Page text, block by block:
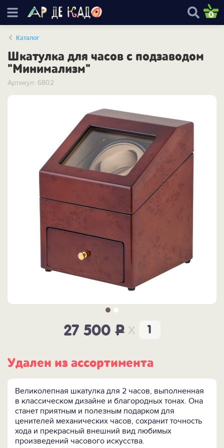
0
Каталог
Шкатулка для часов с подзаводом
"Минимализм"
Артикул: 6802
27 500P x
Удален из ассортимента
Великолепная шкатулка для 2 часов, выполненная
в классическом дизайне и благородных тонах. Она
станет приятным и полезным подарком для
ценителей механических часов, сохранит точность
хода и прекрасный внешний вид любимых
произведений часового искусства.